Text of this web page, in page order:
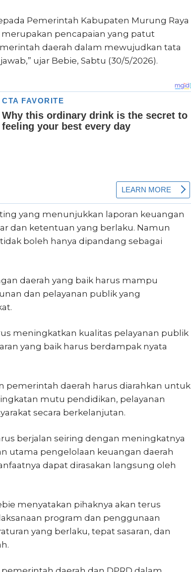
Pemerintah Kabupaten Murung Raya
merupakan pencapaian yang patut
daerah dalam mewujudkan tata
ujar Bebie, Sabtu (30/5/2026).
yang menunjukkan laporan keuangan
dan ketentuan yang berlaku. Namun
boleh hanya dipandang sebagai
daerah yang baik harus mampu
dan pelayanan publik yang
meningkatkan kualitas pelayanan publik
yang baik harus berdampak nyata
pemerintah daerah harus diarahkan untuk
mutu pendidikan, pelayanan
secara berkelanjutan.
berjalan seiring dengan meningkatnya
utama pengelolaan keuangan daerah
dapat dirasakan langsung oleh
menyatakan pihaknya akan terus
program dan penggunaan
yang berlaku, tepat sasaran, dan